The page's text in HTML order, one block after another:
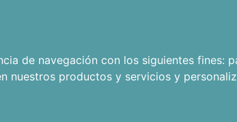
de navegación con los siguientes fines:
nuestros productos y servicios y